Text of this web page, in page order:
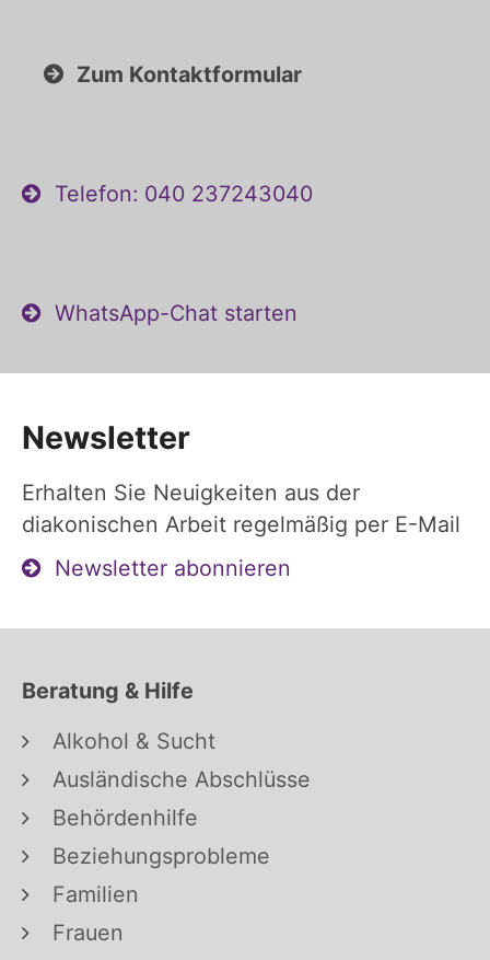
Zum Kontaktformular
Telefon: 040 237243040
WhatsApp-Chat starten
Newsletter
Erhalten Sie Neuigkeiten aus der
diakonischen Arbeit regelmäßig per E-Mail
Newsletter abonnieren
Beratung & Hilfe
Alkohol & Sucht
Ausländische Abschlüsse
Behördenhilfe
Beziehungsprobleme
Familien
Frauen